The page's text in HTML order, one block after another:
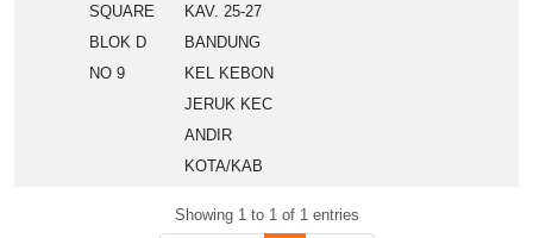
SQUARE
BLOK D
NO 9
KAV. 25-27
BANDUNG
KEL KEBON
JERUK KEC
ANDIR
KOTA/KAB
Showing 1 to 1 of 1 entries